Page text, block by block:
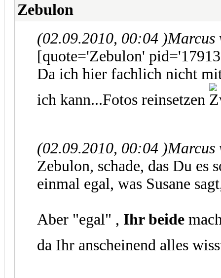
Zebulon
(02.09.2010, 00:04 )
[quote='Zebulon'
Da ich hier fachlich nicht
ich kann...Fotos reinsetzen
(02.09.2010, 00:04 )
Zebulon, schade, das Du es
einmal egal, was Susane
Aber "egal" , Ihr beide
da Ihr anscheinend alles